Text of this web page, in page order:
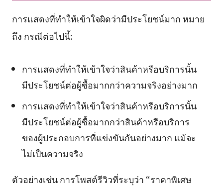
การแสดงที่ทำให้เข้าใจผิดว่ามีประโยชน์มาก หมาย
ถึง กรณีต่อไปนี้:
การแสดงที่ทำให้เข้าใจว่าสินค้าหรือบริการนั้น
มีประโยชน์ต่อผู้ซื้อมากกว่าความจริงอย่างมาก
การแสดงที่ทำให้เข้าใจว่าสินค้าหรือบริการนั้น
มีประโยชน์ต่อผู้ซื้อมากกว่าสินค้าหรือบริการ
ของผู้ประกอบการที่แข่งขันกันอย่างมาก แม้จะ
ไม่เป็นความจริง
ตัวอย่างเช่น การโพสต์รีวิวที่ระบุว่า “ราคาพิเศษ